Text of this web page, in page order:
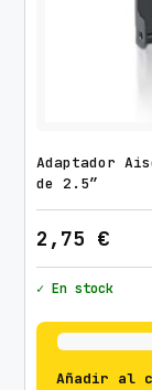
Adaptador
de 2.5″
2,75 €
✓ En stock
Añadir al